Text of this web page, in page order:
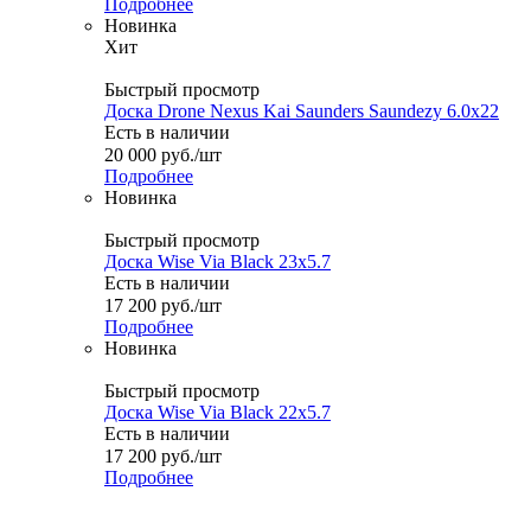
Новинка
Хит
Быстрый просмотр
Доска Drone Nexus Kai Saunders Saundezy 6.0x22
Есть в наличии
20 000 руб./шт
Подробнее
Новинка
Быстрый просмотр
Доска Wise Via Black 23x5.7
Есть в наличии
17 200 руб./шт
Подробнее
Новинка
Быстрый просмотр
Доска Wise Via Black 22x5.7
Есть в наличии
17 200 руб./шт
Подробнее